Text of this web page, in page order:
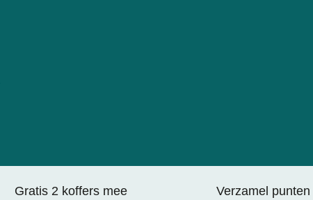
Gratis 2 koffers mee Verzamel punten